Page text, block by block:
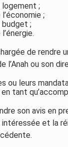
logement ;
;
budget ;
de rendre
l’Anah ou son
ou leurs
tant
son avis en
intéressée et la